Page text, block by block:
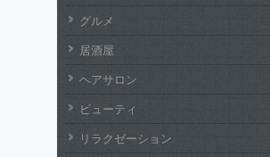
グルメ
居酒屋
ヘアサロン
ビューティ
リラクゼーション